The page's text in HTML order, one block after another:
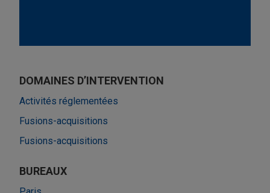
DOMAINES D’INTERVENTION
Activités réglementées
Fusions-acquisitions
Fusions-acquisitions
BUREAUX